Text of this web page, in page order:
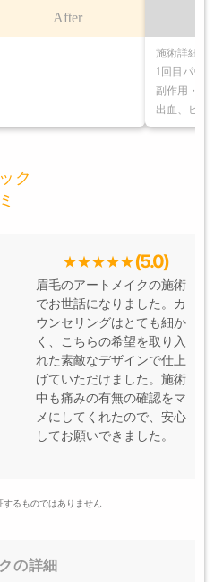
After
施術詳細
1回目パウ
副作用・リ
出血、ヒリ
ク
(5.0)
眉毛のアートメイクの施術
でお世話になりました。カ
ウンセリングはとても細か
く、こちらの希望を取り入
れた素敵なデザインで仕上
げていただけました。施術
中も痛みの有無の確認をマ
メにしてくれたので、安心
してお願いできました。
るものではありません
の詳細